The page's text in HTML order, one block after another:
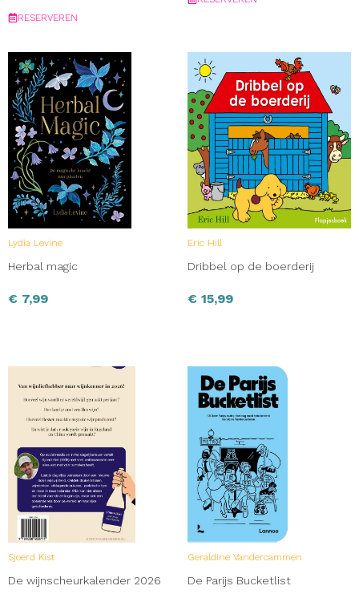
RESERVEREN
Lydia Levine
Herbal magic
€ 7,99
Eric Hill
Dribbel op de boerderij
€ 15,99
Sjoerd Kist
De wijnscheurkalender 2026
Geraldine Vandercammen
De Parijs Bucketlist